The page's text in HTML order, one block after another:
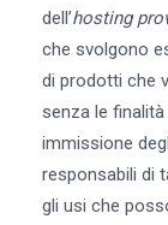
dell’hosting
che svolgono
di prodotti che
senza le
immissione
responsabili di
gli usi che